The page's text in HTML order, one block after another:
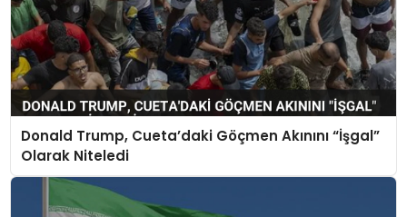
Donald Trump, Cueta’daki Göçmen Akınını “İşgal”
Olarak Niteledi